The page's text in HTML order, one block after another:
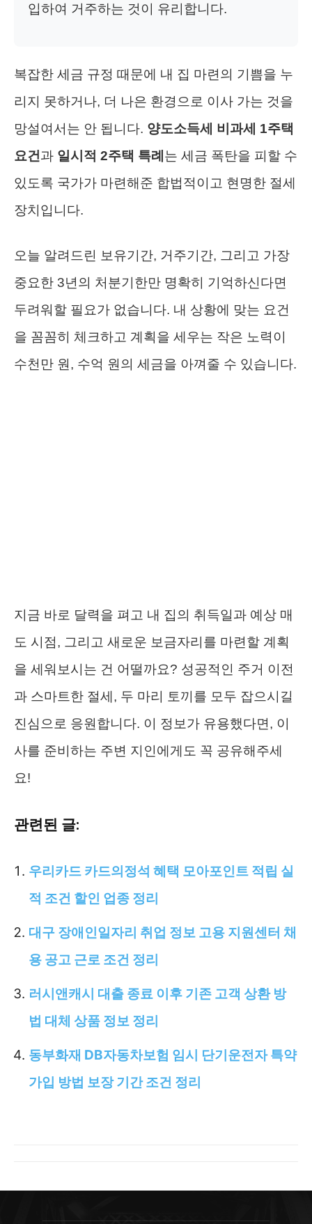
입하여 거주하는 것이 유리합니다.
복잡한 세금 규정 때문에 내 집 마련의 기쁨을 누
리지 못하거나, 더 나은 환경으로 이사 가는 것을
망설여서는 안 됩니다. 양도소득세 비과세 1주택
요건과 일시적 2주택 특례 는 세금 폭탄을 피할 수
있도록 국가가 마련해준 합법적이고 현명한 절세
장치입니다.
오늘 알려드린 보유기간, 거주기간, 그리고 가장
중요한 3년의 처분기한만 명확히 기억하신다면
두려워할 필요가 없습니다. 내 상황에 맞는 요건
을 꼼꼼히 체크하고 계획을 세우는 작은 노력이
수천만 원, 수억 원의 세금을 아껴줄 수 있습니다.
지금 바로 달력을 펴고 내 집의 취득일과 예상 매
도 시점, 그리고 새로운 보금자리를 마련할 계획
을 세워보시는 건 어떨까요? 성공적인 주거 이전
과 스마트한 절세, 두 마리 토끼를 모두 잡으시길
진심으로 응원합니다. 이 정보가 유용했다면, 이
사를 준비하는 주변 지인에게도 꼭 공유해주세
요!
관련된 글:
우리카드 카드의정석 혜택 모아포인트 적립 실
적 조건 할인 업종 정리
대구 장애인일자리 취업 정보 고용 지원센터 채
용 공고 근로 조건 정리
러시앤캐시 대출 종료 이후 기존 고객 상환 방
법 대체 상품 정보 정리
동부화재 DB자동차보험 임시 단기운전자 특약
가입 방법 보장 기간 조건 정리